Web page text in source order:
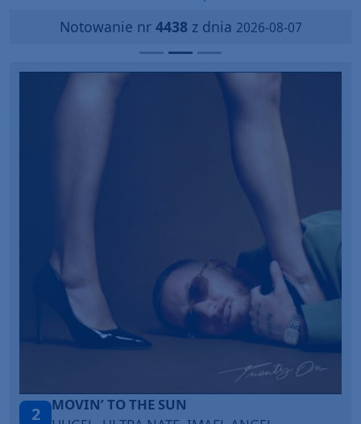
Notowanie nr 4438z dnia 2026-08-07
3
LEGENDARY LOVERS (SAVE ME)